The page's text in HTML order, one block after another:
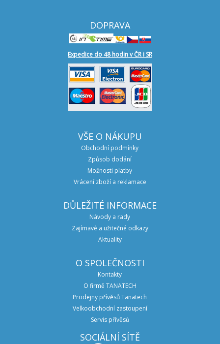
DOPRAVA
Expedice do 48 hodin v ČR i SR
VŠE O NÁKUPU
Obchodní podmínky
Způsob dodání
Možnosti platby
Vrácení zboží a reklamace
DŮLEŽITÉ INFORMACE
Návody a rady
Zajímavé a užitečné odkazy
Aktuality
O SPOLEČNOSTI
Kontakty
O firmě TANATECH
Prodejny přívěsů Tanatech
Velkoobchodní zastoupení
Servis přívěsů
SOCIÁLNÍ SÍTĚ